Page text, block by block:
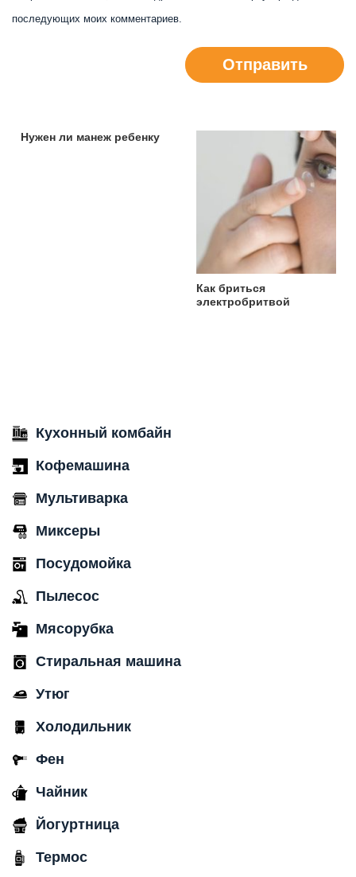
последующих моих комментариев.
Отправить
Нужен ли манеж ребенку
Как бриться
электробритвой
Кухонный комбайн
Кофемашина
Мультиварка
Миксеры
Посудомойка
Пылесос
Мясорубка
Стиральная машина
Утюг
Холодильник
Фен
Чайник
Йогуртница
Термос